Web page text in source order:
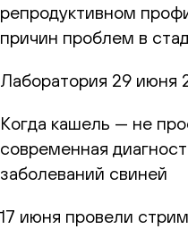
репродуктивном
причин проблем в
Лаборатория 29 июня
Когда кашель — не
современная
заболеваний свиней
17 июня провели